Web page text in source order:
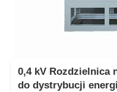
0,4 kV Rozdzielnica
do dystrybucji